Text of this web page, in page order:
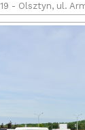
- Olsztyn, ul.